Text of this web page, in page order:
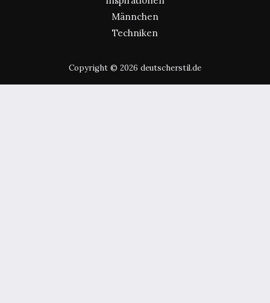
Männchen
Techniken
Copyright © 2026 deutscherstil.de